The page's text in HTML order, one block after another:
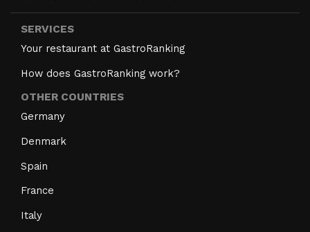
SERVICES
Your restaurant at GastroRanking
How does GastroRanking work?
OTHER COUNTRIES
Germany
Denmark
Spain
France
Italy